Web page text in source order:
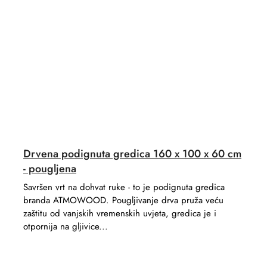
Drvena podignuta gredica 160 x 100 x 60 cm
- pougljena
Savršen vrt na dohvat ruke - to je podignuta gredica
branda ATMOWOOD. Pougljivanje drva pruža veću
zaštitu od vanjskih vremenskih uvjeta, gredica je i
otpornija na gljivice...